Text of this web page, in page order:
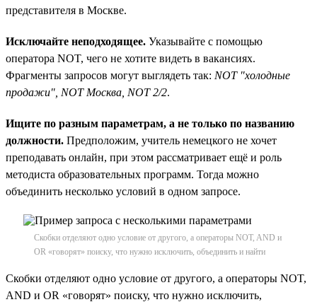
представителя в Москве.
Исключайте неподходящее. Указывайте с помощью
оператора NOT, чего не хотите видеть в вакансиях.
Фрагменты запросов могут выглядеть так: NOT "холодные
продажи", NOT Москва, NOT 2/2.
Ищите по разным параметрам, а не только по названию
должности. Предположим, учитель немецкого не хочет
преподавать онлайн, при этом рассматривает ещё и роль
методиста образовательных программ. Тогда можно
объединить несколько условий в одном запросе.
Скобки отделяют одно условие от другого, а операторы NOT, AND и
OR «говорят» поиску, что нужно исключить, объединить и найти
Скобки отделяют одно условие от другого, а операторы NOT,
AND и OR «говорят» поиску, что нужно исключить,